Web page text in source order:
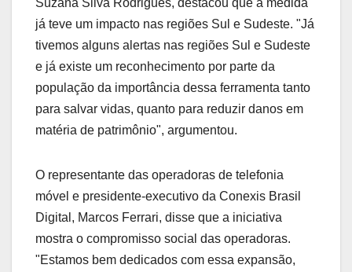
Suzana Silva Rodrigues, destacou que a medida
já teve um impacto nas regiões Sul e Sudeste. "Já
tivemos alguns alertas nas regiões Sul e Sudeste
e já existe um reconhecimento por parte da
população da importância dessa ferramenta tanto
para salvar vidas, quanto para reduzir danos em
matéria de patrimônio", argumentou.
O representante das operadoras de telefonia
móvel e presidente-executivo da Conexis Brasil
Digital, Marcos Ferrari, disse que a iniciativa
mostra o compromisso social das operadoras.
"Estamos bem dedicados com essa expansão,